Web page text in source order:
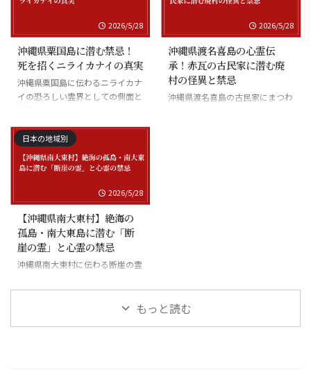
2026/5/28
沖縄県粟国島に潜む禁忌！
死を招くニライカナイの真実
沖縄県粟国島に伝わるニライカナ
イの恐ろしい霊界としての側面と
2026/5/28
沖縄県渡名喜島の心霊伝
承！赤瓦の古民家に潜む廃
村の怪異と禁忌
沖縄県渡名喜島の古民家にまつわ
日本の地域別
2026/5/28
【沖縄県南大東村】絶海の
孤島・南大東島に潜む「断
崖の霊」と心霊の禁忌
沖縄県南大東村に伝わる断崖の霊
もっと読む